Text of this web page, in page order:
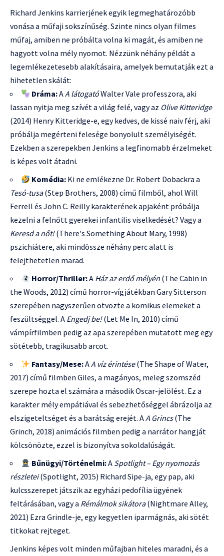
Richard Jenkins karrierjének egyik legmeghatározóbb
vonása a műfaji sokszínűség. Szinte nincs olyan filmes
műfaj, amiben ne próbálta volna ki magát, és amiben ne
hagyott volna mély nyomot. Nézzünk néhány példát a
legemlékezetesebb alakításaira, amelyek bemutatják ezt a
hihetetlen skálát:
Dráma:AA látogatóWalter Vale professzora, aki
lassan nyitja meg szívét a világ felé, vagy az Olive Kitteridge
(2014) Henry Kitteridge-e, egy kedves, de kissé naiv férj, aki
próbálja megérteni felesége bonyolult személyiségét.
Ezekben a szerepekben Jenkins a legfinomabb érzelmeket
is képes volt átadni.
Komédia: Ki ne emlékezne Dr. Robert Dobackra a
Tesó-tusa(Step Brothers, 2008) című filmből, ahol Will
Ferrell és John C. Reilly karakterének apjaként próbálja
kezelni a felnőtt gyerekei infantilis viselkedését? Vagy a
Keresd a nőt!(There's Something About Mary, 1998)
pszichiátere, aki mindössze néhány perc alatt is
felejthetetlen marad.
Horror/Thriller:A Ház az erdő mélyén (The Cabin in
the Woods, 2012) című horror-vígjátékban Gary Sitterson
szerepében nagyszerűen ötvözte a komikus elemeket a
feszültséggel. A Engedj be!(Let Me In, 2010) című
vámpírfilmben pedig az apa szerepében mutatott meg egy
sötétebb, tragikusabb arcot.
Fantasy/Mese:AA víz érintése(The Shape of Water,
2017) című filmben Giles, a magányos, meleg szomszéd
szerepe hozta el számára a második Oscar-jelölést. Ez a
karakter mély empátiával és sebezhetőséggel ábrázolja az
elszigeteltséget és a barátság erejét. AA Grincs(The
Grinch, 2018) animációs filmben pedig a narrátor hangját
kölcsönözte, ezzel is bizonyítva sokoldalúságát.
Bűnügyi/Történelmi:A Spotlight – Egy nyomozás
részletei(Spotlight, 2015) Richard Sipe-ja, egy pap, aki
kulcsszerepet játszik az egyházi pedofília ügyének
feltárásában, vagy a Rémálmok sikátora(Nightmare Alley,
2021) Ezra Grindle-je, egy kegyetlen iparmágnás, aki sötét
titkokat rejteget.
Jenkins képes volt minden műfajban hiteles maradni, és a